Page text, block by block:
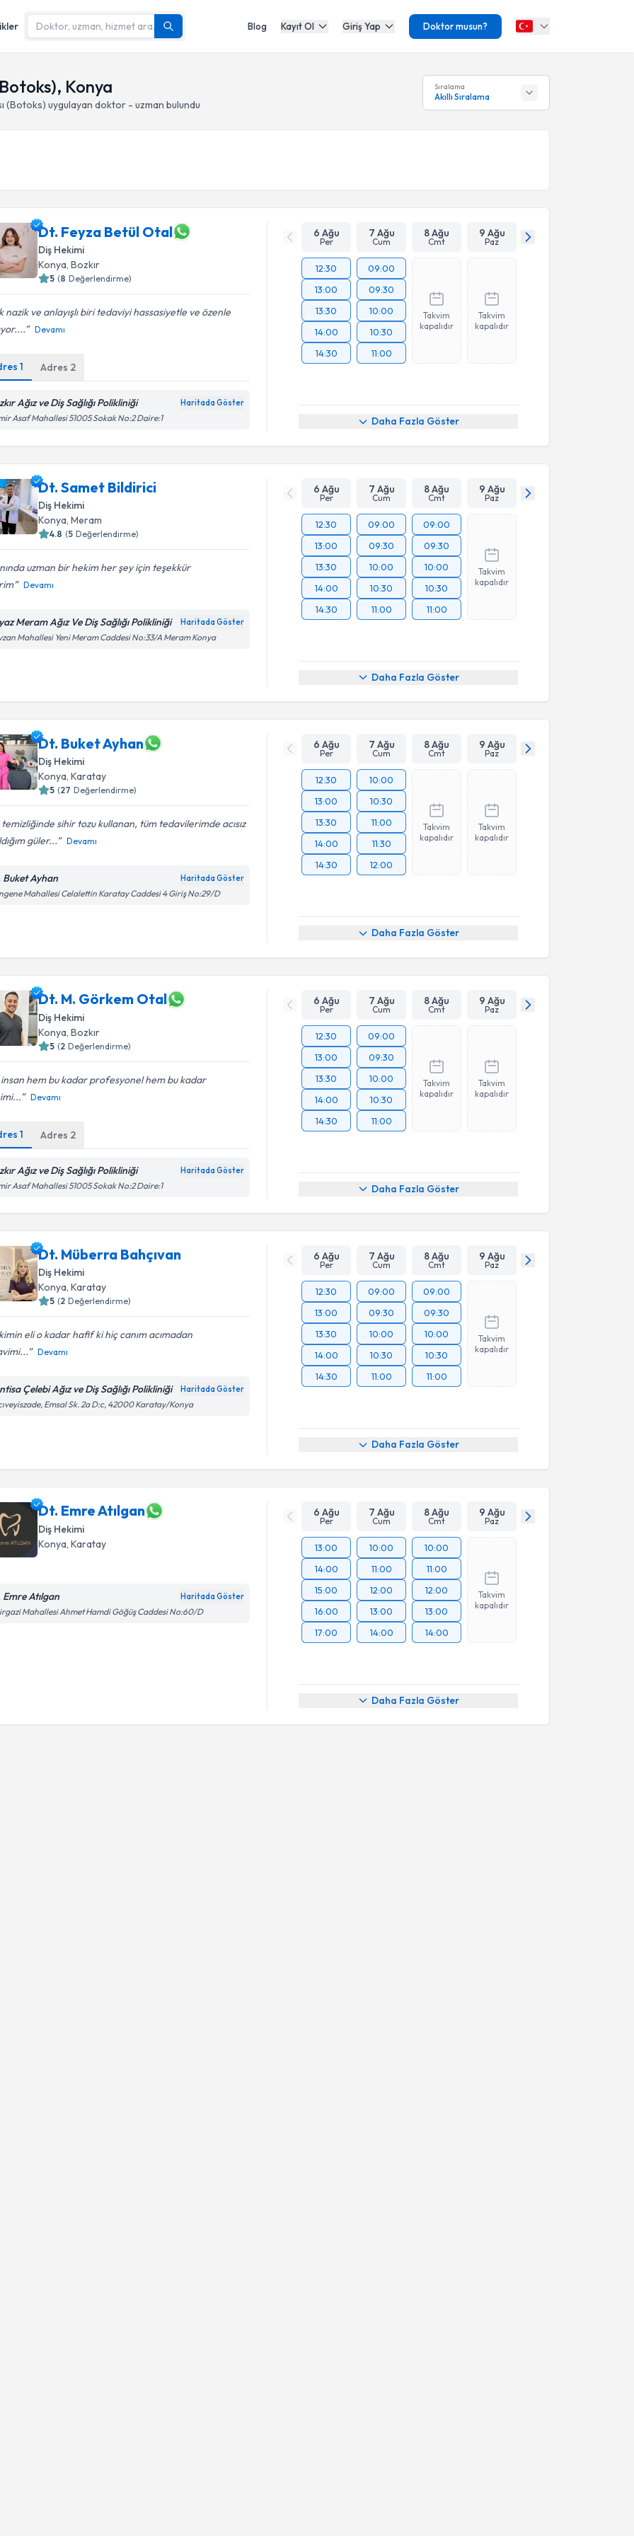
Blog Kayıt Ol Giriş Yap Doktor musun?
Konya
(Botoks) uygulayan doktor - uzman bulundu
Sıralama
Akıllı Sıralama
Dt. Feyza Betül Otal
Diş Hekimi
Konya, Bozkır
5 (8 Değerlendirme)
nazik ve anlayışlı biri tedaviyi hassasiyetle ve özenle
Devamı
1 Adres 2
Ağız ve Diş Sağlığı Polikliniği Haritada Göster
Asaf Mahallesi 51005 Sokak No:2 Daire:1
6 Ağu
Per
7 Ağu
Cum
8 Ağu
Cmt
9 Ağu
Paz
12:30
13:00
13:30
14:00
14:30
09:00
09:30
10:00
10:30
11:00
Takvim
kapalıdır
Takvim
kapalıdır
Daha Fazla Göster
Dt. Samet Bildirici
Diş Hekimi
Konya , Meram
4.8 (5 Değerlendirme)
uzman bir hekim her şey için teşekkür
Devamı
Meram Ağız Ve Diş Sağlığı Polikliniği Haritada Göster
Mahallesi Yeni Meram Caddesi No:33/A Meram Konya
6 Ağu
Per
7 Ağu
Cum
8 Ağu
Cmt
9 Ağu
Paz
12:30
13:00
13:30
14:00
14:30
09:00
09:30
10:00
10:30
11:00
09:00
09:30
10:00
10:30
11:00
Takvim
kapalıdır
Daha Fazla Göster
Dt. Buket Ayhan
Diş Hekimi
Konya, Karatay
5 (27 Değerlendirme)
temizliğinde sihir tozu kullanan, tüm tedavilerimde acısız
güler...
Devamı
Buket Ayhan Haritada Göster
Mahallesi Celalettin Karatay Caddesi 4 Giriş No:29/D
6 Ağu
Per
7 Ağu
Cum
8 Ağu
Cmt
9 Ağu
Paz
12:30
13:00
13:30
14:00
14:30
10:00
10:30
11:00
11:30
12:00
Takvim
kapalıdır
Takvim
kapalıdır
Daha Fazla Göster
Dt. M. Görkem Otal
Diş Hekimi
Konya , Bozkır
5 (2 Değerlendirme)
hem bu kadar profesyonel hem bu kadar
Devamı
1 Adres 2
Ağız ve Diş Sağlığı Polikliniği Haritada Göster
Asaf Mahallesi 51005 Sokak No:2 Daire:1
6 Ağu
Per
7 Ağu
Cum
8 Ağu
Cmt
9 Ağu
Paz
12:30
13:00
13:30
14:00
14:30
09:00
09:30
10:00
10:30
11:00
Takvim
kapalıdır
Takvim
kapalıdır
Daha Fazla Göster
Dt. Müberra Bahçıvan
Diş Hekimi
Konya, Karatay
5 (2 Değerlendirme)
eli o kadar hafif ki hiç canım acımadan
Devamı
Çelebi Ağız ve Diş Sağlığı Polikliniği Haritada Göster
Emsal Sk. 2a D:c, 42000 Karatay/Konya
6 Ağu
Per
7 Ağu
Cum
8 Ağu
Cmt
9 Ağu
Paz
12:30
13:00
13:30
14:00
14:30
09:00
09:30
10:00
10:30
11:00
09:00
09:30
10:00
10:30
11:00
Takvim
kapalıdır
Daha Fazla Göster
Dt. Emre Atılgan
Diş Hekimi
Konya , Karatay
Emre Atılgan Haritada Göster
Mahallesi Ahmet Hamdi Göğüş Caddesi No:60/D
6 Ağu
Per
7 Ağu
Cum
8 Ağu
Cmt
9 Ağu
Paz
13:00
14:00
15:00
16:00
17:00
10:00
11:00
12:00
13:00
14:00
10:00
11:00
12:00
13:00
14:00
Takvim
kapalıdır
Daha Fazla Göster